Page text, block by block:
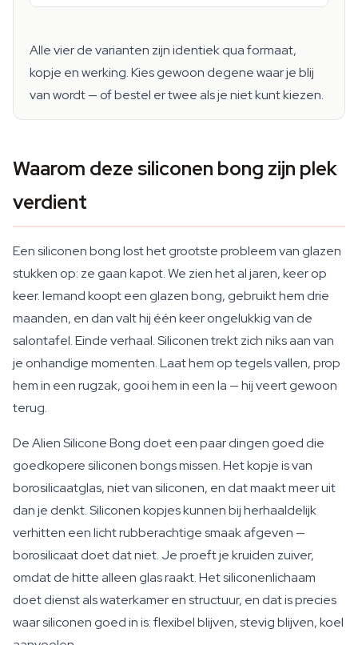
Alle vier de varianten zijn identiek qua formaat,
kopje en werking. Kies gewoon degene waar je blij
van wordt — of bestel er twee als je niet kunt kiezen.
Waarom deze siliconen bong zijn plek
verdient
Een siliconen bong lost het grootste probleem van glazen
stukken op: ze gaan kapot. We zien het al jaren, keer op
keer. Iemand koopt een glazen bong, gebruikt hem drie
maanden, en dan valt hij één keer ongelukkig van de
salontafel. Einde verhaal. Siliconen trekt zich niks aan van
je onhandige momenten. Laat hem op tegels vallen, prop
hem in een rugzak, gooi hem in een la — hij veert gewoon
terug.
De Alien Silicone Bong doet een paar dingen goed die
goedkopere siliconen bongs missen. Het kopje is van
borosilicaatglas, niet van siliconen, en dat maakt meer uit
dan je denkt. Siliconen kopjes kunnen bij herhaaldelijk
verhitten een licht rubberachtige smaak afgeven —
borosilicaat doet dat niet. Je proeft je kruiden zuiver,
omdat de hitte alleen glas raakt. Het siliconenlichaam
doet dienst als waterkamer en structuur, en dat is precies
waar siliconen goed in is: flexibel blijven, stevig blijven, koel